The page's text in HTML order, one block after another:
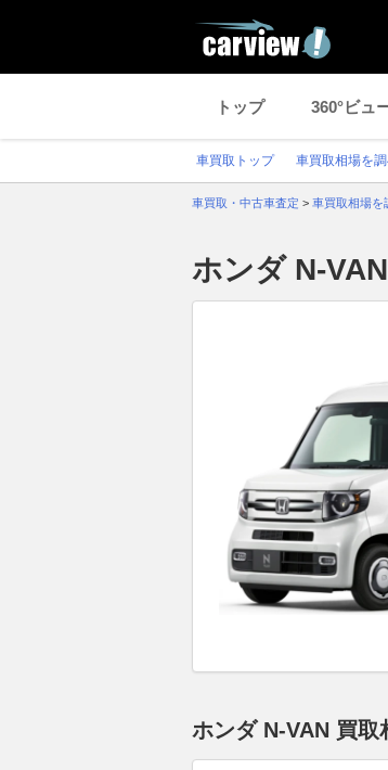
トップ 360°ビュ
車買取トップ 車買取相場を
車買取・中古車査定 > 車買取相場を
ホンダ N-
ホンダ N-VAN 買取